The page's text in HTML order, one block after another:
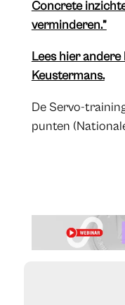
Concrete
verminderen.”
Lees hier
Keustermans.
De Servo-
punten